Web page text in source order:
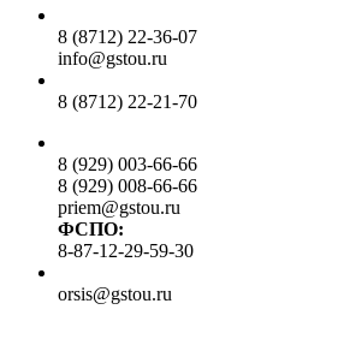
8 (8712) 22-36-07
info@gstou.ru
8 (8712) 22-21-70
8 (929) 003-66-66
8 (929) 008-66-66
priem@gstou.ru
ФСПО:
8-87-12-29-59-30
orsis@gstou.ru